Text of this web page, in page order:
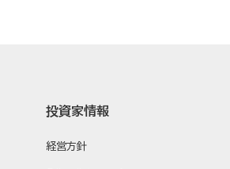
投資家情報
経営方針